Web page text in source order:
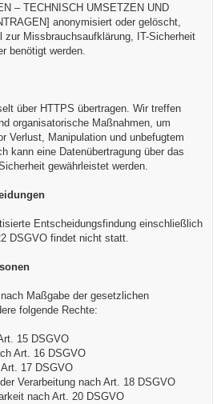
– TECHNISCH UMSETZEN UND
anonymisiert oder gelöscht,
Missbrauchsaufklärung, IT-Sicherheit
benötigt werden.
über HTTPS übertragen. Wir treffen
organisatorische Maßnahmen, um
Verlust, Manipulation und unbefugtem
kann eine Datenübertragung über das
gewährleistet werden.
Entscheidungsfindung einschließlich
DSGVO findet nicht statt.
Maßgabe der gesetzlichen
folgende Rechte:
15 DSGVO
Art. 16 DSGVO
17 DSGVO
Verarbeitung nach Art. 18 DSGVO
nach Art. 20 DSGVO